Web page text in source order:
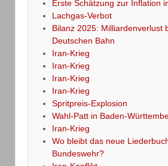
Erste Schätzung zur Inflation
Lachgas-Verbot
Bilanz 2025: Milliardenverlust
Deutschen Bahn
Iran-Krieg
Iran-Krieg
Iran-Krieg
Iran-Krieg
Spritpreis-Explosion
Wahl-Patt in Baden-
Iran-Krieg
Wo bleibt das neue
Bundeswehr?